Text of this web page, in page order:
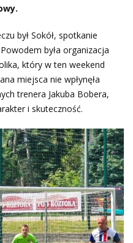
był Sokół, spotkanie
była organizacja
który w ten weekend
miejsca nie wpłynęła
trenera Jakuba Bobera,
i skuteczność.